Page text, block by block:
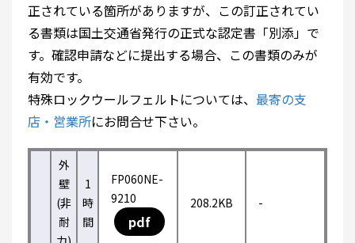
正されている箇所がありますが、この訂正されてい
る書類は国土交通省発行の正式な認定書「別添」で
す。確認申請などに提出する場合、この書類のみが
有効です。
特殊ロックウールフェルトについては、 最寄の支
店・営業所にお問合せ下さい。
外
壁
(非
耐
1
時
間
FP060NE-
9210
pdf
208.2KB -